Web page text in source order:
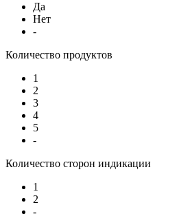
Да
Нет
-
Количество продуктов
1
2
3
4
5
-
Количество сторон индикации
1
2
-